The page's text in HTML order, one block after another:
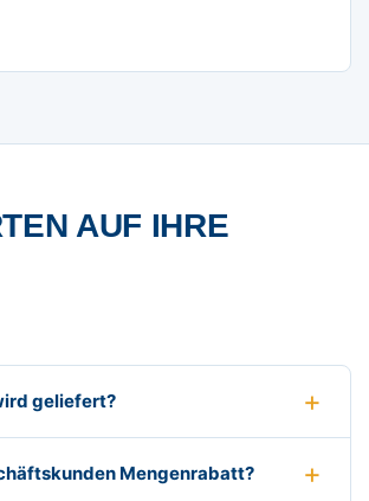
AUF IHRE
geliefert?
Mengenrabatt?